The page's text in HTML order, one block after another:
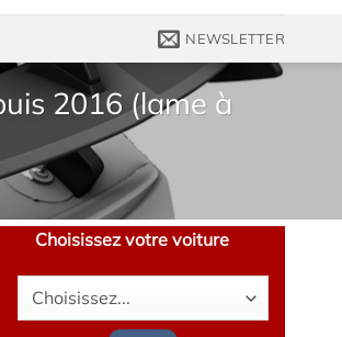
NEWSLETTER
2016 (lame à
Choisissez votre voiture